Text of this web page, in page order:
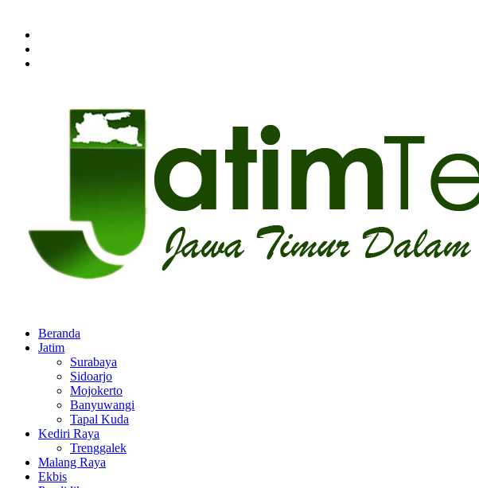
Beranda
Jatim
Surabaya
Sidoarjo
Mojokerto
Banyuwangi
Tapal Kuda
Kediri Raya
Trenggalek
Malang Raya
Ekbis